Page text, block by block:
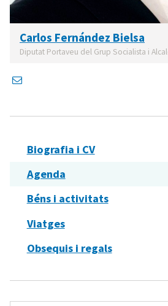
Carlos Fernández Bielsa
Diputat Portaveu del Grup Socialista i
Biografia i CV
Agenda
Béns i activitats
Viatges
Obsequis i regals